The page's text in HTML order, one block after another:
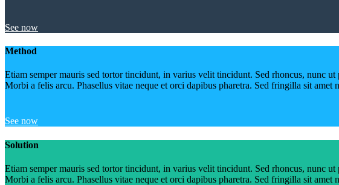
See now
Method
Etiam semper mauris sed tortor tincidunt, in varius velit tincidunt. Sed rhoncus, nunc
Morbi a felis arcu. Phasellus vitae neque et orci dapibus pharetra. Sed fringilla sit amet
See now
Solution
Etiam semper mauris sed tortor tincidunt, in varius velit tincidunt. Sed rhoncus, nunc
Morbi a felis arcu. Phasellus vitae neque et orci dapibus pharetra. Sed fringilla sit amet